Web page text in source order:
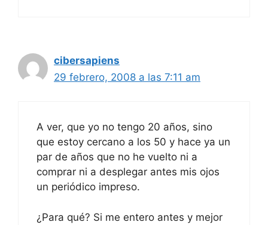
cibersapiens
29 febrero, 2008 a las 7:11 am
A ver, que yo no tengo 20 años, sino
que estoy cercano a los 50 y hace ya un
par de años que no he vuelto ni a
comprar ni a desplegar antes mis ojos
un periódico impreso.
¿Para qué? Si me entero antes y mejor